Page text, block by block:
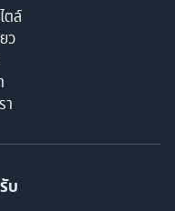
ตล์
ว
า
บ